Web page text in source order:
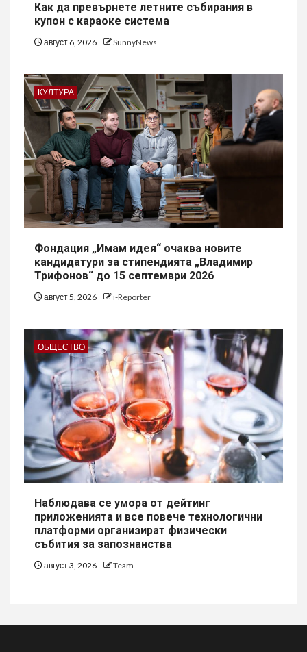
Как да превърнете летните събирания в
купон с караоке система
август 6, 2026 SunnyNews
КУЛТУРА
Фондация „Имам идея“ очаква новите
кандидатури за стипендията „Владимир
Трифонов“ до 15 септември 2026
август 5, 2026 i-Reporter
ОБЩЕСТВО
Наблюдава се умора от дейтинг
приложенията и все повече технологични
платформи организират физически
събития за запознанства
август 3, 2026 Team